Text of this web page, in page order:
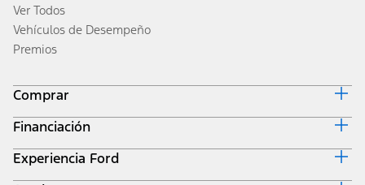
Ver Todos
Vehículos de Desempeño
Premios
Comprar
Diseña y Cotiza
Inventario
Obtener una Cotización
Financiación
Inicio de Ford Credit
Por Qué Ford Credit
Experiencia Ford